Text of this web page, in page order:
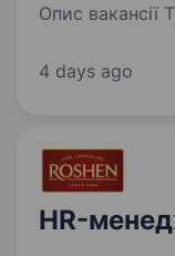
Опис
компаніям
4 days ago
HR-